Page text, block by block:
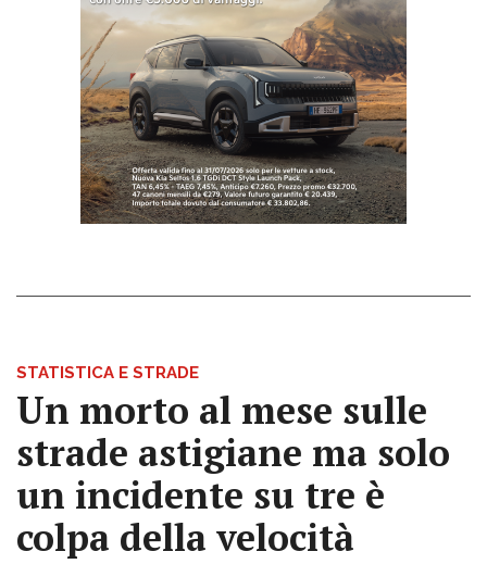
STATISTICA E STRADE
Un morto al mese sulle
strade astigiane ma solo
un incidente su tre è
colpa della velocità